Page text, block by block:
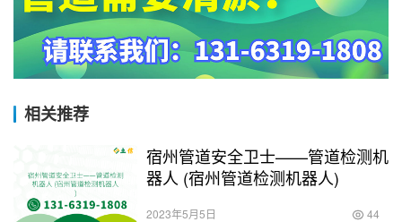
相关推荐
宿州管道安全卫士——管道检测机
器人 (宿州管道检测机器人)
2023年5月5日 44